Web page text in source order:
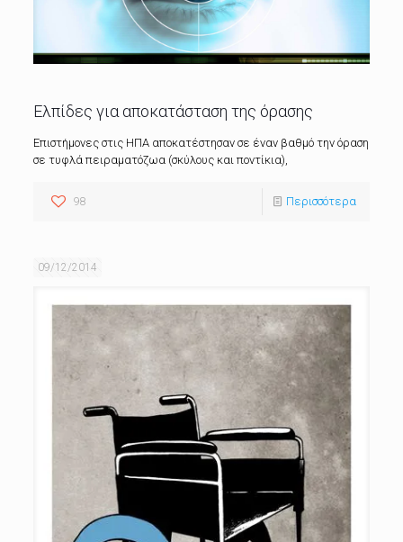
Ελπίδες για αποκατάσταση της όρασης
Επιστήμονες στις ΗΠΑ αποκατέστησαν σε έναν βαθμό την όραση
σε τυφλά πειραματόζωα (σκύλους και ποντίκια),
98 Περισσότερα
09/12/2014